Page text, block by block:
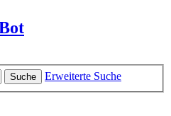
Suche
Erweiterte Suche